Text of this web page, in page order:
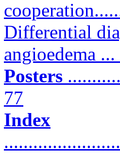
Differential
angioedema ...
Posters
77
Index